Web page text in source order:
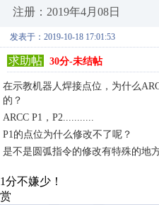
注册：2019年4月08日
发表于：2019-10-18 17:01:53
求助帖 30分-未结帖
在示教机器人焊接点位，为什么
的？
ARCC P1，P2...........
P1的点位为什么修改不了呢？
是不是圆弧指令的修改有特殊的地
1分不嫌少！
赏